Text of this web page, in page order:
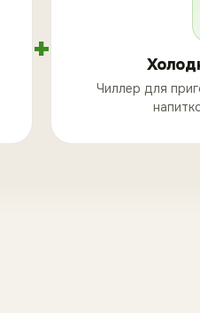
+
Чиллер для